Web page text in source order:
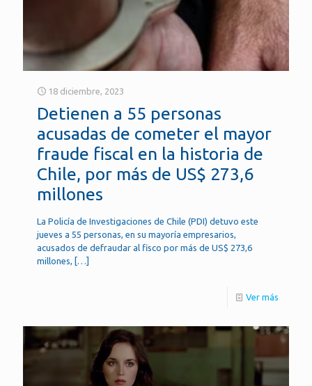
18 diciembre, 2023
Detienen a 55 personas
acusadas de cometer el mayor
fraude fiscal en la historia de
Chile, por más de US$ 273,6
millones
La Policía de Investigaciones de Chile (PDI) detuvo este
jueves a 55 personas, en su mayoría empresarios,
acusados de defraudar al fisco por más de US$ 273,6
millones, […]
Ver más